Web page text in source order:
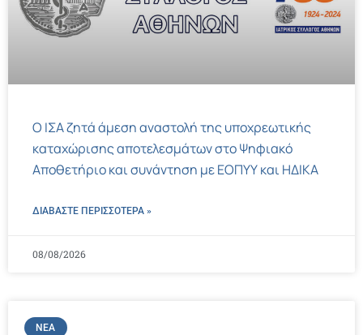
Ο ΙΣΑ ζητά άμεση αναστολή της υποχρεωτικής
καταχώρισης αποτελεσμάτων στο Ψηφιακό
Αποθετήριο και συνάντηση με ΕΟΠΥΥ και ΗΔΙΚΑ
ΔΙΑΒΑΣΤΕ ΠΕΡΙΣΣΌΤΕΡΑ »
08/08/2026
ΝΈΑ